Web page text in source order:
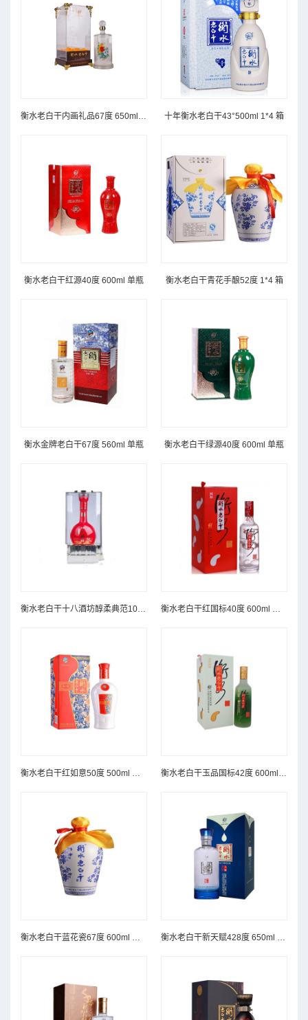
衡水老白干内画礼品67度 650ml 单瓶 十年衡水老白干43°500ml 1*4 箱
衡水老白干红源40度 600ml 单瓶 衡水老白干青花手酿52度 1*4 箱
衡水金牌老白干67度 560ml 单瓶 衡水老白干绿源40度 600ml 单瓶
衡水老白干十八酒坊醇柔典范10年39度 600ml 单瓶 衡水老白干红国标40度 600ml 单瓶
衡水老白干红如意50度 500ml 单瓶 衡水老白干玉品国标42度 600ml 单瓶
衡水老白干蓝花瓷67度 600ml 单瓶 衡水老白干新天赋428度 650ml 单瓶